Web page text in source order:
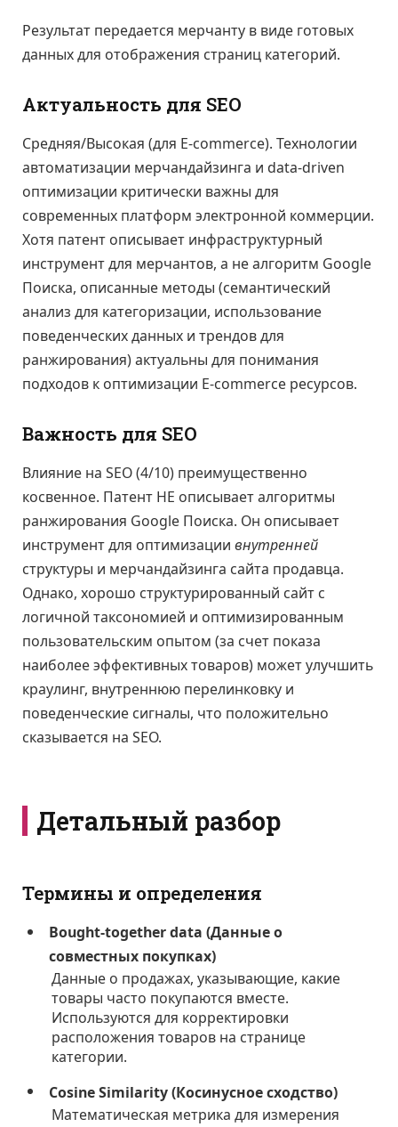
Результат передается мерчанту в виде готовых
данных для отображения страниц категорий.
Актуальность для SEO
Средняя/Высокая (для E-commerce). Технологии
автоматизации мерчандайзинга и data-driven
оптимизации критически важны для
современных платформ электронной коммерции.
Хотя патент описывает инфраструктурный
инструмент для мерчантов, а не алгоритм Google
Поиска, описанные методы (семантический
анализ для категоризации, использование
поведенческих данных и трендов для
ранжирования) актуальны для понимания
подходов к оптимизации E-commerce ресурсов.
Важность для SEO
Влияние на SEO (4/10) преимущественно
косвенное. Патент НЕ описывает алгоритмы
ранжирования Google Поиска. Он описывает
инструмент для оптимизации внутренней
структуры и мерчандайзинга сайта продавца.
Однако, хорошо структурированный сайт с
логичной таксономией и оптимизированным
пользовательским опытом (за счет показа
наиболее эффективных товаров) может улучшить
краулинг, внутреннюю перелинковку и
поведенческие сигналы, что положительно
сказывается на SEO.
Детальный разбор
Термины и определения
Bought-together data (Данные о
совместных покупках)
Данные о продажах, указывающие, какие
товары часто покупаются вместе.
Используются для корректировки
расположения товаров на странице
категории.
Cosine Similarity (Косинусное сходство)
Математическая метрика для измерения